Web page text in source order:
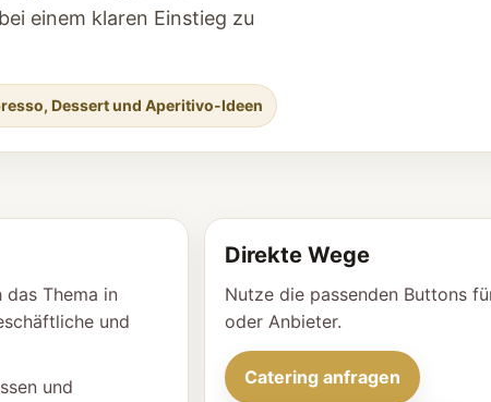
einem klaren Einstieg zu
Dessert und Aperitivo-Ideen
Thema in
und
und
Direkte Wege
Nutze die passenden Buttons
oder Anbieter.
Catering anfragen